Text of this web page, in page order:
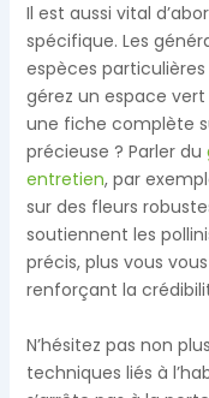
Il est aussi vital
spécifique. Les
espèces
gérez un espace
une fiche complète
précieuse ? Parler du
entretien, par
sur des fleurs
soutiennent les
précis, plus vous
renforçant la
N’hésitez pas non
techniques liés à